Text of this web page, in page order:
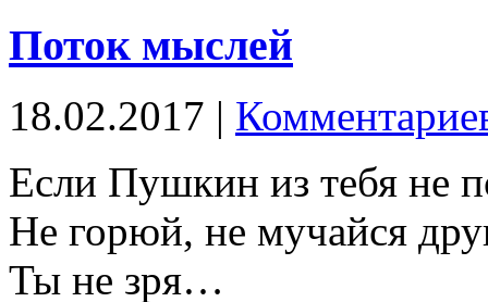
Поток мыслей
18.02.2017 |
Если Пушкин из тебя не
Не горюй, не мучайся
Ты не зря…